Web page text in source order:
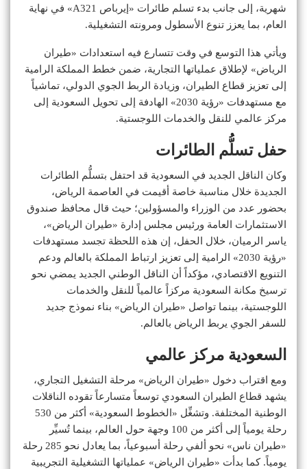
شهرية، إلى جانب بدء تسلم طائرات «إيرباص A321» في نهاية
العام، بما يعزز تنوع الأسطول ومرونته التشغيلية.
ويأتي هذا التوسع في وقت تتسارع فيه استعدادات «طيران
الرياض» لإطلاق عملياتها التجارية، ضمن خطط المملكة الرامية
إلى تعزيز قطاع الطيران، وزيادة الربط الجوي الدولي، تماشياً
مع مستهدفات «رؤية 2030» الهادفة إلى تحويل السعودية إلى
مركز عالمي للنقل والخدمات اللوجستية.
حفل تسلُّم الطائرات
وكان الناقل الجديد في السعودية قد احتفل بتسلُّم الطائرات
الجديدة خلال مناسبة خاصة أقيمت في العاصمة الرياض،
بحضور عدد من الوزراء والمسؤولين؛ حيث قال محافظ صندوق
الاستثمارات العامة ورئيس مجلس إدارة «طيران الرياض»،
ياسر الرميان، خلال الحفل، إن هذه اللحظة تجسد مستهدفات
«رؤية 2030» الرامية إلى تعزيز ارتباط المملكة بالعالم ودعم
التنويع الاقتصادي، مؤكداً أن الناقل الوطني الجديد يمضي نحو
ترسيخ مكانة السعودية مركزاً عالمياً للنقل والخدمات
اللوجستية، بينما تواصل «طيران الرياض» بناء نموذج جديد
للسفر الجوي يربط الرياض بالعالم.
السعودية مركز عالمي
ومع اقتراب دخول «طيران الرياض» مرحلة التشغيل التجاري،
يشهد قطاع الطيران السعودي توسعاً متسارعاً تقوده الناقلات
الوطنية المختلفة. وتشغِّل «الخطوط السعودية» أكثر من 530
رحلة يومياً إلى أكثر من 100 وجهة حول العالم، بينما تُسيِّر
«طيران ناس» نحو ألفي رحلة أسبوعياً، بما يعادل نحو 285 رحلة
يومياً. كما بدأت «طيران الرياض» عملياتها التشغيلية التجريبية